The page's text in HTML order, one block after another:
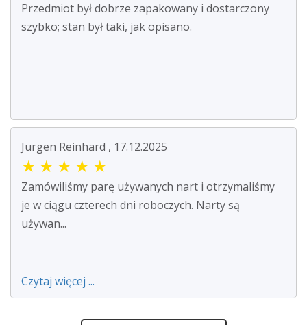
Przedmiot był dobrze zapakowany i dostarczony
szybko; stan był taki, jak opisano.
Jürgen Reinhard , 17.12.2025
★ ★ ★ ★ ★
Zamówiliśmy parę używanych nart i otrzymaliśmy
je w ciągu czterech dni roboczych. Narty są
używan...
Czytaj więcej ...